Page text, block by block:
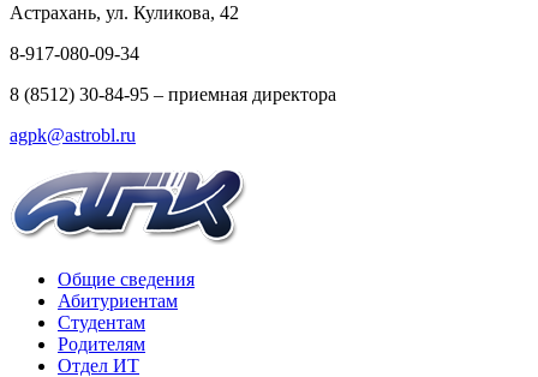
Астрахань, ул. Куликова, 42
8-917-080-09-34
8 (8512) 30-84-95 – приемная директора
agpk@astrobl.ru
Общие сведения
Абитуриентам
Студентам
Родителям
Отдел ИТ